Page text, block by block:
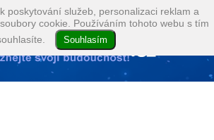
poskytování služeb, personalizaci reklam a
cookie. Používáním tohoto webu s tím